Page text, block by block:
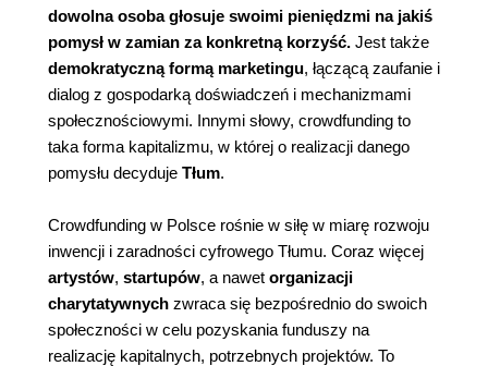
dowolna osoba głosuje swoimi pieniędzmi na jakiś
pomysł w zamian za konkretną korzyść. Jest także
demokratyczną formą marketingu, łączącą zaufanie i
dialog z gospodarką doświadczeń i mechanizmami
społecznościowymi. Innymi słowy, crowdfunding to
taka forma kapitalizmu, w której o realizacji danego
pomysłu decyduje Tłum.
Crowdfunding w Polsce rośnie w siłę w miarę rozwoju
inwencji i zaradności cyfrowego Tłumu. Coraz więcej
artystów, startupów, a nawet organizacji
charytatywnych zwraca się bezpośrednio do swoich
społeczności w celu pozyskania funduszy na
realizację kapitalnych, potrzebnych projektów. To